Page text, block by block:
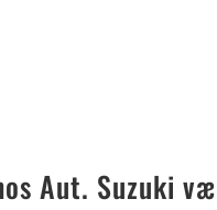
Aut. Suzuki